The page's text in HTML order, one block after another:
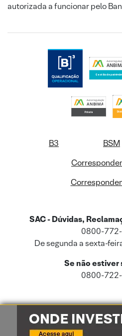
autorizada a funcionar pelo
B3 BSM
SAC - Dúvidas,
0800-
De segunda a sexta-
Se não
0800-
Este site usa cookies e dados pessoais
Cookies
e a nossa